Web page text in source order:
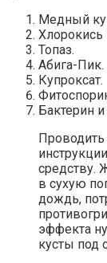
Медный
Хлорокись
Топаз.
Абига-Пик.
Купроксат.
Бактерин и
Проводить
средству.
в сухую
дождь,
эффекта
кусты под